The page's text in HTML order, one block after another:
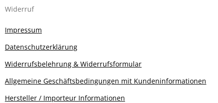
Widerruf
Impressum
Datenschutzerklärung
Widerrufsbelehrung & Widerrufsformular
Allgemeine Geschäftsbedingungen mit Kundeninformationen
Hersteller / Importeur Informationen